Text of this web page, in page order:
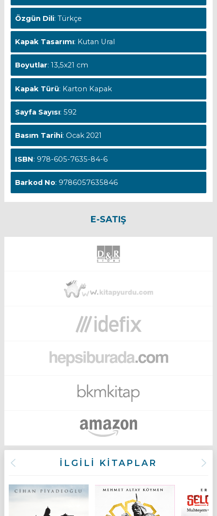
Özgün Dili: Türkçe
Kapak Tasarımı: Kutan Ural
Boyutlar: 13,5x21 cm
Kapak Türü: Karton Kapak
Sayfa Sayısı: 592
Basım Tarihi: Ocak 2021
ISBN: 978-605-7635-84-6
Barkod No: 9786057635846
E-SATIŞ
İLGİLİ KİTAPLAR